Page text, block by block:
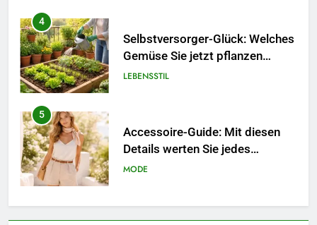
4
Selbstversorger-Glück: Welches
Gemüse Sie jetzt pflanzen
sollten.
LEBENSSTIL
5
Accessoire-Guide: Mit diesen
Details werten Sie jedes
Frühlingsoutfit auf.
MODE
6